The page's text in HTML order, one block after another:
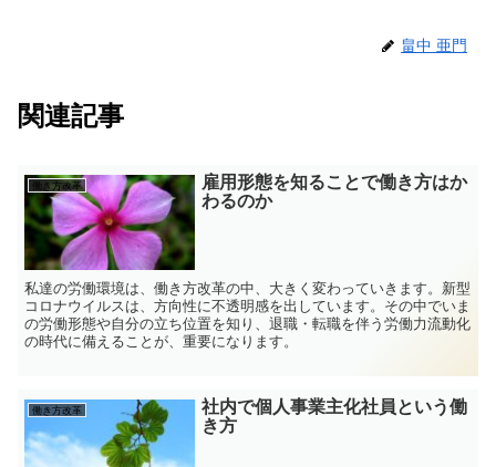
畠中 亜門
関連記事
働き方改革 雇用形態を知ることで働き方はか
わるのか
私達の労働環境は、働き方改革の中、大きく変わっていきます。新型
コロナウイルスは、方向性に不透明感を出しています。その中でいま
の労働形態や自分の立ち位置を知り、退職・転職を伴う労働力流動化
の時代に備えることが、重要になります。
働き方改革 社内で個人事業主化社員という働
き方